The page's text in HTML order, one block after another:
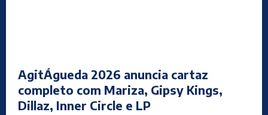
AgitÁgueda 2026 anuncia cartaz
completo com Mariza, Gipsy Kings,
Dillaz, Inner Circle e LP